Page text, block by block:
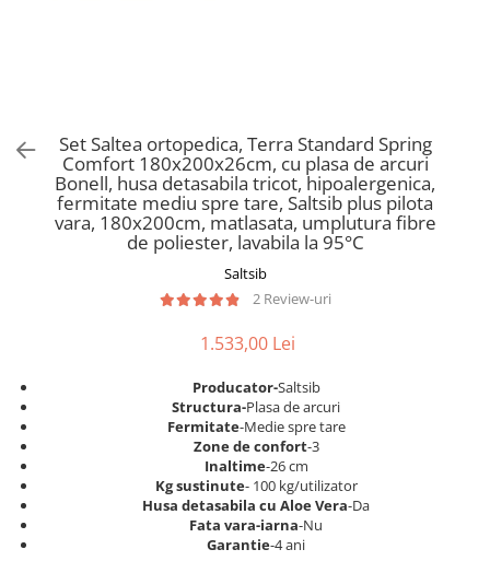
Saltele Memory Pocket
Saltele cu plasa arcuri
Saltele cu spuma
Saltele cu spuma
Saltele cu spuma poliuretanica
Saltele 160x200
Saltele 180x200
Top saltele
Top saltele 5 cm
Top saltele 10 cm
Top saltele memory 5 cm
Scaune pentru living
Seturi comode living si vitrine
Mobila living
Dulap birou
Birouri
Scaune pentru birou
Scaune pentru vizitatori
Scaune manager
Scaune birou copii
Scaune resigilate
Scaune gradinita
Scaune conferinta
Set Saltea ortopedica, Terra Standard Spring
Comfort 180x200x26cm, cu plasa de arcuri
Bonell, husa detasabila tricot, hipoalergenica,
fermitate mediu spre tare, Saltsib plus pilota
vara, 180x200cm, matlasata, umplutura fibre
de poliester, lavabila la 95°C
Saltsib
2 Review-uri
1.533,00 Lei
Producator-Saltsib
Structura-Plasa de arcuri
Fermitate-Medie spre tare
Zone de confort-3
Inaltime-26 cm
Kg sustinute- 100 kg/utilizator
Husa detasabila cu Aloe Vera-Da
Fata vara-iarna-Nu
Garantie-4 ani